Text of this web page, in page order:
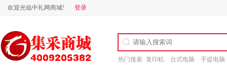
欢迎光临中礼网商城! 登录
热门搜索 复印机 台式电脑 手提电脑